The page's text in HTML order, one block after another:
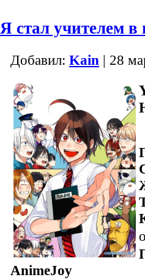
Я стал учителем
Добавил: Kain | 28
AnimeJoy